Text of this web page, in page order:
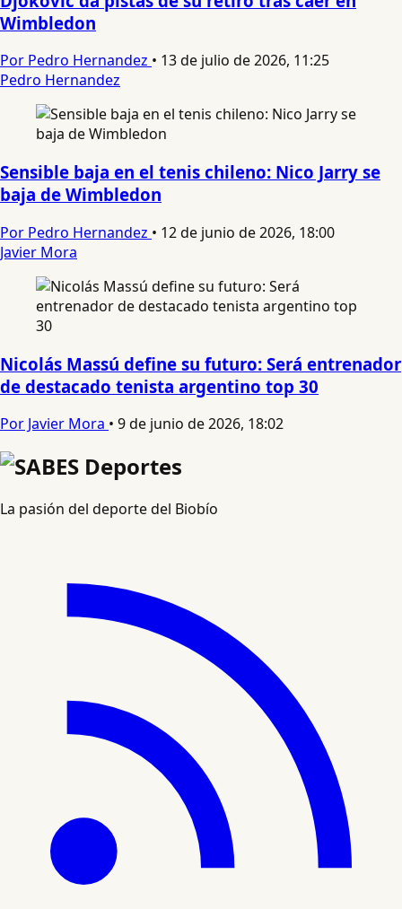
Wimbledon
Por Pedro Hernandez • 13 de julio de 2026, 11:25
Pedro Hernandez
Sensible baja en el tenis chileno: Nico Jarry se
baja de Wimbledon
Por Pedro Hernandez • 12 de junio de 2026, 18:00
Javier Mora
Nicolás Massú define su futuro: Será entrenador
de destacado tenista argentino top 30
Por Javier Mora • 9 de junio de 2026, 18:02
La pasión del deporte del Biobío